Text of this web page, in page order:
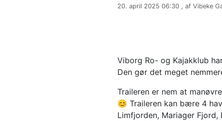
20. april 2025 06:30 , af Vibeke
Viborg Ro- og Kajakklub
Den gør det meget
Traileren er nem at
😊 Traileren kan bære 4
Limfjorden, Mariager